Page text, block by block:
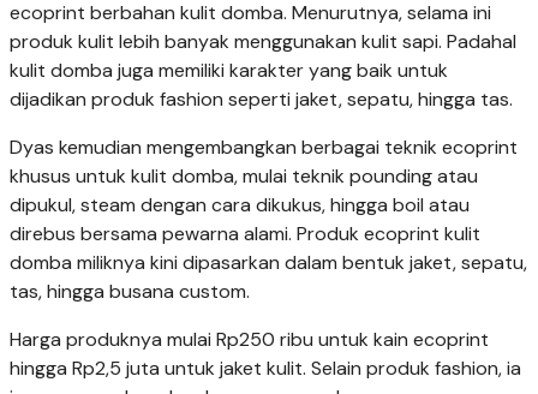
ecoprint berbahan kulit domba. Menurutnya, selama ini
produk kulit lebih banyak menggunakan kulit sapi. Padahal
kulit domba juga memiliki karakter yang baik untuk
dijadikan produk fashion seperti jaket, sepatu, hingga tas.
Dyas kemudian mengembangkan berbagai teknik ecoprint
khusus untuk kulit domba, mulai teknik pounding atau
dipukul, steam dengan cara dikukus, hingga boil atau
direbus bersama pewarna alami. Produk ecoprint kulit
domba miliknya kini dipasarkan dalam bentuk jaket, sepatu,
tas, hingga busana custom.
Harga produknya mulai Rp250 ribu untuk kain ecoprint
hingga Rp2,5 juta untuk jaket kulit. Selain produk fashion, ia